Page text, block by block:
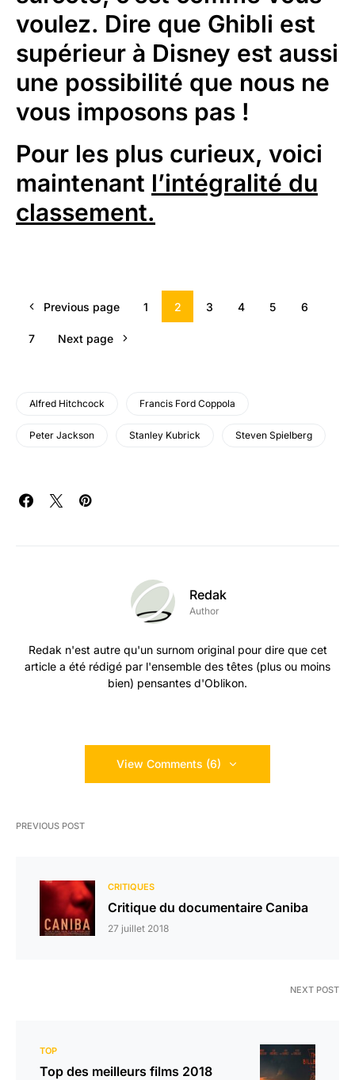
voulez. Dire que Ghibli est
supérieur à Disney est aussi
une possibilité que nous ne
vous imposons pas !
Pour les plus curieux, voici
maintenant l’intégralité du
classement.
Previous page 1 2 3 4 5 6
7 Next page
Alfred Hitchcock Francis Ford Coppola
Peter Jackson Stanley Kubrick Steven Spielberg
Redak
Author
Redak n'est autre qu'un surnom original pour dire que cet
article a été rédigé par l'ensemble des têtes (plus ou moins
bien) pensantes d'Oblikon.
View Comments (6)
PREVIOUS POST
CRITIQUES
Critique du documentaire Caniba
27 juillet 2018
NEXT POST
TOP
Top des meilleurs films 2018